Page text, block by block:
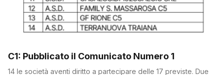
C1: Pubblicato il Comunicato Numero 1
14 le società aventi diritto a partecipare delle 17 previste. Due